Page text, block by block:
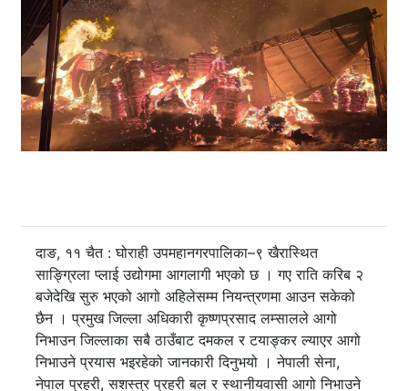
दाङ, ११ चैत : घोराही उपमहानगरपालिका–९ खैरास्थित
साङ्ग्रिला प्लाई उद्योगमा आगलागी भएको छ । गए राति करिब २
बजेदेखि सुरु भएको आगो अहिलेसम्म नियन्त्रणमा आउन सकेको
छैन । प्रमुख जिल्ला अधिकारी कृष्णप्रसाद लम्सालले आगो
निभाउन जिल्लाका सबै ठाउँबाट दमकल र टयाङ्कर ल्याएर आगो
निभाउने प्रयास भइरहेको जानकारी दिनुभयो । नेपाली सेना,
नेपाल प्रहरी, सशस्त्र प्रहरी बल र स्थानीयवासी आगो निभाउने